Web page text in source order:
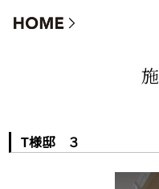
T様邸 ３
T様邸 ３